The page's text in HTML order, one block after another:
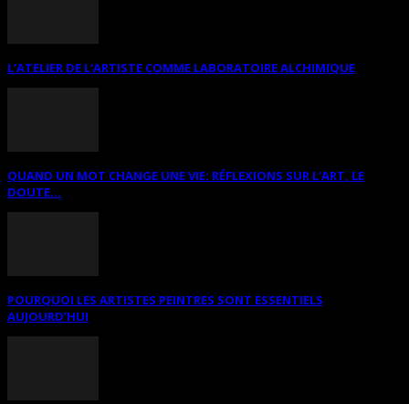
L’ATELIER DE L’ARTISTE COMME LABORATOIRE ALCHIMIQUE
QUAND UN MOT CHANGE UNE VIE: RÉFLEXIONS SUR L’ART, LE
DOUTE...
POURQUOI LES ARTISTES PEINTRES SONT ESSENTIELS
AUJOURD’HUI